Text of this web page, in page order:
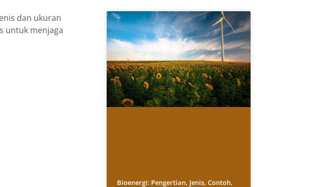
dan ukuran
untuk menjaga
Bioenergi: Pengertian, Jenis, Contoh,